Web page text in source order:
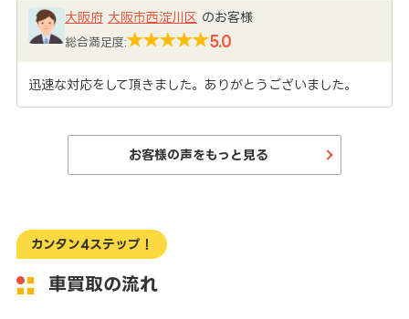
大阪府 大阪市西淀川区 のお客様
総合満足度: 5.0
迅速な対応をして頂きました。ありがとうございました。
お客様の声をもっと見る
カンタン4ステップ！
車買取の流れ